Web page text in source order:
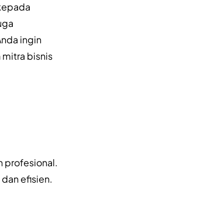
ingin
mitra bisnis
profesional.
efisien.